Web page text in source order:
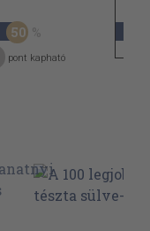
50
pont kapható